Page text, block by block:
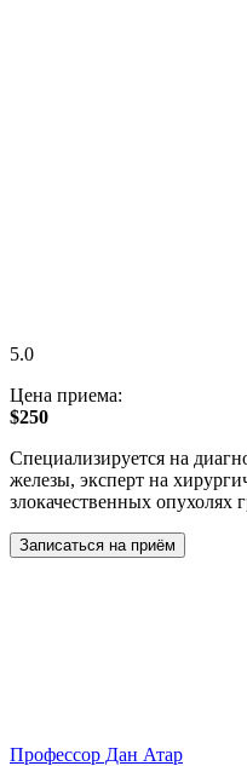
5.0
Цена приема:
$250
Специализируется на
железы, эксперт на
злокачественных опухолях
Записаться на приём
Профессор Дан Атар